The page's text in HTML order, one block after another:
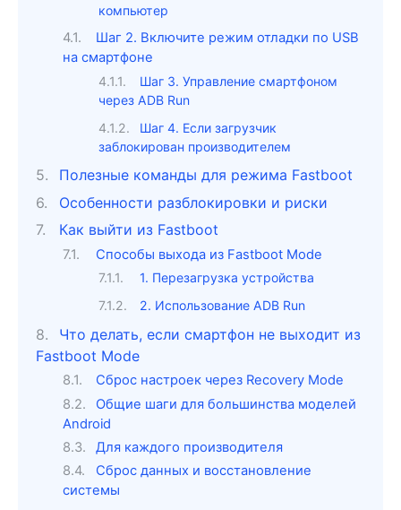
компьютер
Шаг 2. Включите режим отладки по USB
на смартфоне
Шаг 3. Управление смартфоном
через ADB Run
Шаг 4. Если загрузчик
заблокирован производителем
Полезные команды для режима Fastboot
Особенности разблокировки и риски
Как выйти из Fastboot
Способы выхода из Fastboot Mode
1. Перезагрузка устройства
2. Использование ADB Run
Что делать, если смартфон не выходит из
Fastboot Mode
Сброс настроек через Recovery Mode
Общие шаги для большинства моделей
Android
Для каждого производителя
Сброс данных и восстановление
системы